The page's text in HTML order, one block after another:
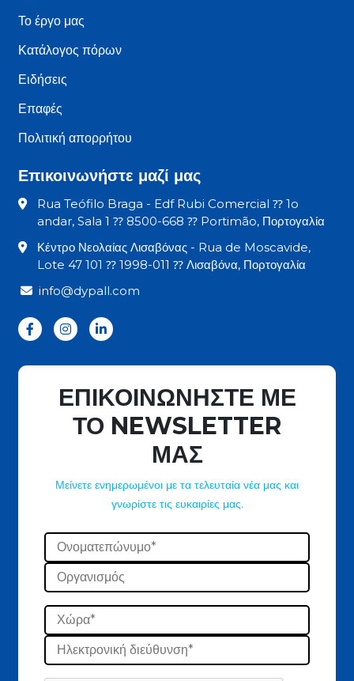
Το έργο μας
Κατάλογος πόρων
Ειδήσεις
Επαφές
Πολιτική απορρήτου
Επικοινωνήστε μαζί μας
Rua Teófilo Braga - Edf Rubi Comercial ⁇ 1o
andar, Sala 1 ⁇ 8500-668 ⁇ Portimão, Πορτογαλία
Κέντρο Νεολαίας Λισαβόνας - Rua de Moscavide,
Lote 47 101 ⁇ 1998-011 ⁇ Λισαβόνα, Πορτογαλία
info@dypall.com
ΕΠΙΚΟΙΝΩΝΗΣΤΕ ΜΕ
ΤΟ NEWSLETTER
ΜΑΣ
Μείνετε ενημερωμένοι με τα τελευταία νέα μας και
γνωρίστε τις ευκαιρίες μας.